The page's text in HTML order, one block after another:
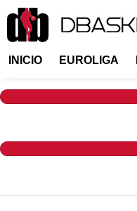
INICIO EUROLIGA